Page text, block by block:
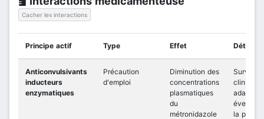
Cacher les interactions
Principe actif Type Effet Détail
Anticonvulsivants
inducteurs
enzymatiques
Précaution
d'emploi
Diminution des
concentrations
plasmatiques
du
métronidazole
clinique
la